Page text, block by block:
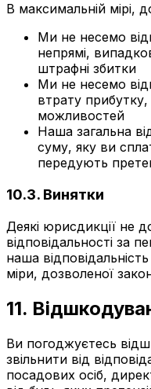
В максимальній мірі,
Ми не несемо
непрямі,
штрафні збитки
Ми не несемо
втрату
можливостей
Наша загальна
суму, яку ви
передують
10.3. Винятки
Деякі юрисдикції не
відповідальності за
наша
міри, дозволеної
11.
Ви погоджуєтесь
звільнити від
посадових осіб,